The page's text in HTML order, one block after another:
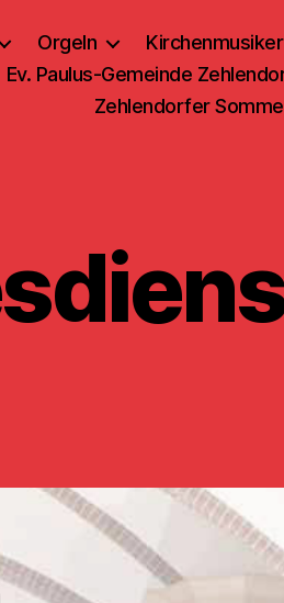
Orgeln Kirchenmusiker
Ev. Paulus-Gemeinde
Zehlendorfer